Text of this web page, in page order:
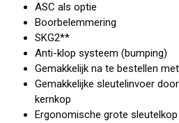
ASC als optie
Boorbelemmering
SKG2**
Anti-klop systeem (bumping)
Gemakkelijk na te bestellen
Gemakkelijke sleutelinvoer
kernkop
Ergonomische grote